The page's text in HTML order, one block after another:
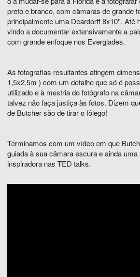
preto e branco, com câmaras de grande
principalmente uma Deardorff 8x10''. Até
vindo a documentar extensivamente a
com grande enfoque nos Everglades.
As fotografias resultantes atingem
1,5x2,5m ) com um detalhe que só é
utilizado e à mestria do fotógrafo na
talvez não faça justiça às fotos. Dizem
de Butcher são de tirar o fôlego!
Terminamos com um vídeo em que
guiada à sua câmara escura e ainda
inspiradora nas TED talks.